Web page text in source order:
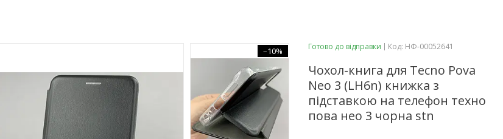
–10% Готово до відправки Код: НФ-00052641
Чохол-книга для Tecno Pova
Neo 3 (LH6n) книжка з
підставкою на телефон техно
пова нео 3 чорна stn